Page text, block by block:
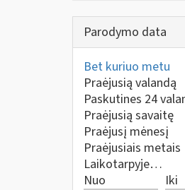
Parodymo data
Bet kuriuo metu
Praėjusią valandą
Paskutines 24
Praėjusią savaitę
Praėjusį mėnesį
Praėjusiais metais
Laikotarpyje…
Nuo
Iki